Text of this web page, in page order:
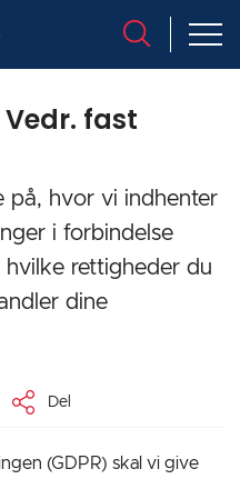
fast
på, hvor vi indhenter
i forbindelse
rettigheder du
dine
Del
(GDPR) skal vi give